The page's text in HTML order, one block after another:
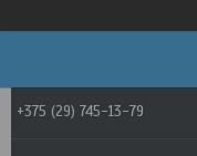
+375 (29) 745-13-79